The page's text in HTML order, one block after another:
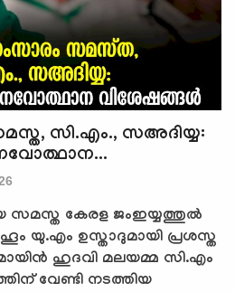
സി.എം., സഅദിയ്യ:
കേരള ജംഇയ്യത്തുല്‍
യു.എം ഉസ്താദുമായി പ്രശസ്ത
ഹുദവി മലയമ്മ സി.എം
വേണ്ടി നടത്തിയ